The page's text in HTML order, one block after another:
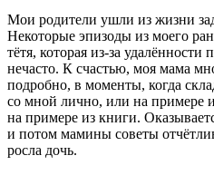
Мои родители ушли из жизни
Некоторые эпизоды из моего
тётя, которая из-за
нечасто. К счастью, моя мама
подробно, в моменты, когда
со мной лично, или на примере
на примере из книги.
и потом мамины советы
росла дочь.